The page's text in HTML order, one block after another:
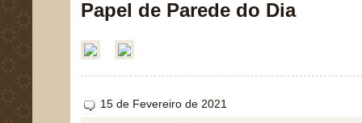
Papel de Parede do Dia
15 de Fevereiro de 2021